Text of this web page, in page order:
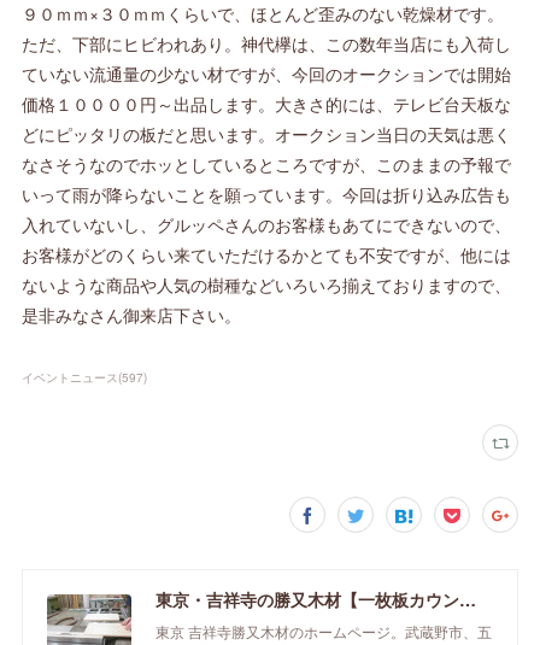
９０ｍｍ×３０ｍｍくらいで、ほとんど歪みのない乾燥材です。
ただ、下部にヒビわれあり。神代欅は、この数年当店にも入荷し
ていない流通量の少ない材ですが、今回のオークションでは開始
価格１００００円～出品します。大きさ的には、テレビ台天板な
どにピッタリの板だと思います。オークション当日の天気は悪く
なさそうなのでホッとしているところですが、このままの予報で
いって雨が降らないことを願っています。今回は折り込み広告も
入れていないし、グルッペさんのお客様もあてにできないので、
お客様がどのくらい来ていただけるかとても不安ですが、他には
ないような商品や人気の樹種などいろいろ揃えておりますので、
是非みなさん御来店下さい。
イベントニュース(597)
東京・吉祥寺の勝又木材【一枚板カウンター】
東京 吉祥寺勝又木材のホームページ。武蔵野市、五